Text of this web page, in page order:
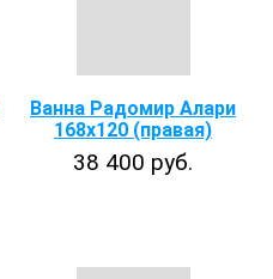
Ванна Радомир Алари
168х120 (правая)
38 400 руб.